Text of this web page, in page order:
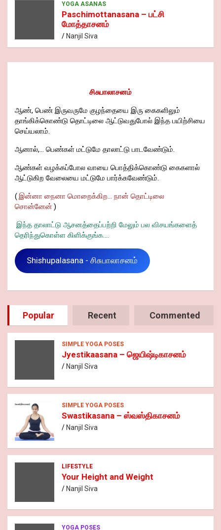
YOGA ASANAS
Paschimottanasana – பட்சி
மோத்தாசனம்
Nanjil Siva
சிசுபாலாசனம்
ஆண், பெண் இருவருமே குழந்தையை இரு கைகளிலும்
தாங்கிக்கொண்டு தொட்டிலை ஆட்டுவதுபோல் இந்த பயிற்சியை
செய்யலாம்.
ஆனால்,... பெண்கள் மட்டுமே தாலாட்டு பாடவேண்டும்.
ஆண்கள் வழக்கப்போல வாயை பொத்திக்கொண்டு கைகளால்
ஆட்டுகிற வேலையை மட்டுமே பார்க்கவேண்டும்.
(இன்னா நைனா மொறைக்கிற... நான் தொட்டிலை
சொன்னேன் )
இந்த தாலாட்டு ஆசனத்தைப்பற்றி மேலும் பல விசயங்களைத்
தெரிந்துகொள்ள கிளிக்குங்க....
Shishupalasana - சிசுபாலாசனம்
Popular Recent Commented
SIMPLE YOGA POSES
Jyestikaasana – ஜெயிஷ்டிகாசனம்
Nanjil Siva
SIMPLE YOGA POSES
Swastikasana – ஸ்வஸ்திகாசனம்
Nanjil Siva
LIFESTYLE
Your Height and Weight
Nanjil Siva
YOGA POSES